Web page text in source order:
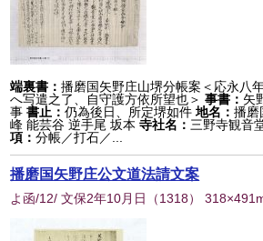
端裏書：播磨国矢野庄山堺分帳案＜応永八
へ写遣之了、自守護方依所望也＞ 事書： 矢
事 書止：仍為後日、所定堺如件 地名：播磨
峰 能芸谷 逆手尾 坂本 寺社名： 三野寺観音
項：分帳／打石／...
播磨国矢野庄公文道法請文案
よ函/12/ 文保2年10月日 （1318）